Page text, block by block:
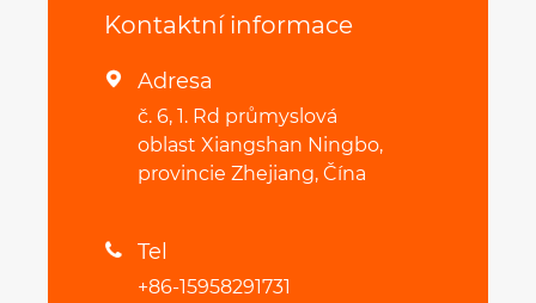
Kontaktní informace
 Adresa
č. 6, 1. Rd průmyslová
oblast Xiangshan Ningbo,
provincie Zhejiang, Čína
 Tel
+86-15958291731